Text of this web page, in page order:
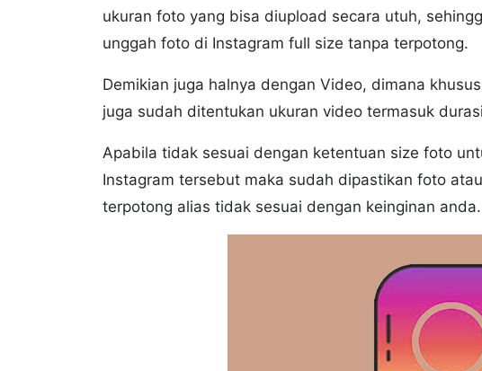
ukuran foto yang bisa diupload secara utuh,
unggah foto di Instagram full size tanpa terpotong.
Demikian juga halnya dengan Video, dimana
juga sudah ditentukan ukuran video termasuk
Apabila tidak sesuai dengan ketentuan size foto
Instagram tersebut maka sudah dipastikan foto
terpotong alias tidak sesuai dengan keinginan anda.